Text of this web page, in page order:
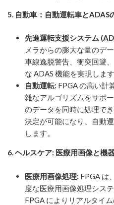
5. 自動車：自動運転車とADAS
先進運転支援システム
メラからの膨大な量のデ
車線逸脱警告、衝突回避
な ADAS 機能を実現します
自動運転: FPGA の高い計
雑なアルゴリズムをサポ
のデータを同時に処理で
決定が可能になり、自動
します。
6.ヘルスケア: 医療用画像と機
医療用画像処理: FPGA は
度な医療用画像処理シス
FPGA によりリアルタイ